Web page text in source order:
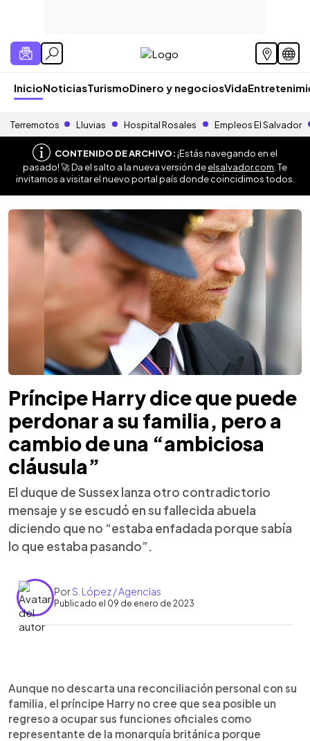
InicioNoticiasTurismoDinero y negociosVida
Terremotos Lluvias Hospital Rosales Empleos El Salvador
CONTENIDO DE ARCHIVO:¡Estás navegando en el
pasado! 🚀 Da el salto a la nueva versión deelsalvador.com . Te
invitamos a visitar el nuevo portal país donde coincidimos todos.
Príncipe Harry dice que puede
perdonar a su familia, pero a
cambio de una “ambiciosa
cláusula”
El duque de Sussex lanza otro contradictorio
mensaje y se escudó en su fallecida abuela
diciendo que no “estaba enfadada porque sabía
lo que estaba pasando”.
PorS. López / Agencias
Publicado el 09 de enero de 2023
Escuchar artículo
Aunque no descarta una reconciliación personal con su
familia, el príncipe Harry no cree que sea posible un
regreso a ocupar sus funciones oficiales como
representante de la monarquía británica porque